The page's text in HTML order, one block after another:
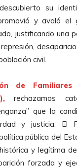
su
y avaló el
justificando una
civil.
de Familiares
rechazamos
que la
y justicia. El
pública del
y legítima
forzada y